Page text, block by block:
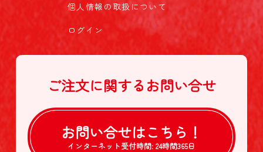
個人情報の取扱について
ログイン
ご注文に関する お問い合せ
お問い合せはこちら！
インターネット受付時間: 24時間365日